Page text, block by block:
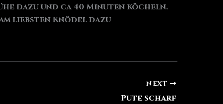
dazu und ca 40 Minuten köcheln.
liebsten Knödel dazu
NEXT
Pute scharf